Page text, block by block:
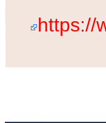
https://